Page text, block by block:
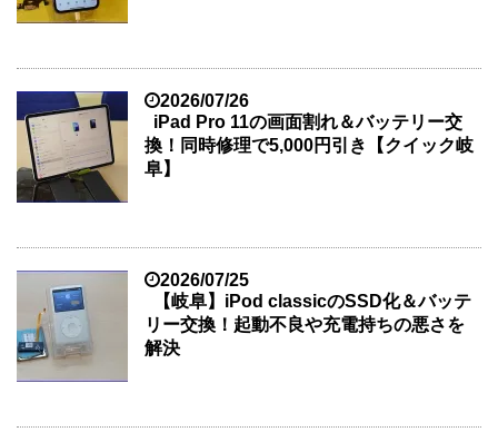
2026/07/26
iPad Pro 11の画面割れ＆バッテリー交
換！同時修理で5,000円引き【クイック岐
阜】
2026/07/25
【岐阜】iPod classicのSSD化＆バッテ
リー交換！起動不良や充電持ちの悪さを
解決